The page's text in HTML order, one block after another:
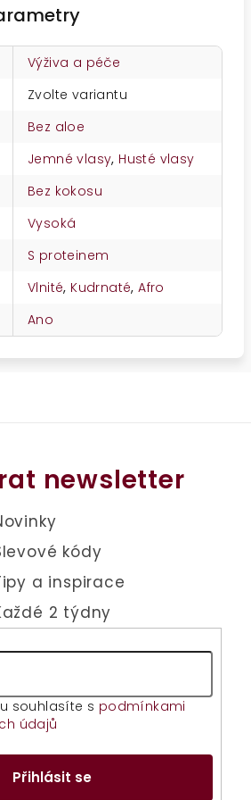
Výživa a péče
Zvolte variantu
Bez aloe
Jemné vlasy, Husté vlasy
Bez kokosu
Vysoká
S proteinem
Vlnité, Kudrnaté,Afro
Ano
newsletter
souhlasíte s podmínkami
údajů
Přihlásit se